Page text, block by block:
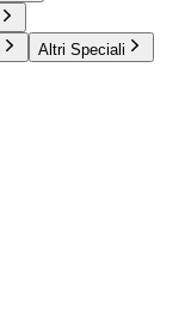
Altri Speciali